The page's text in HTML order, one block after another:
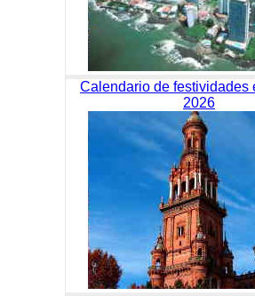
Calendario de festividades
2026